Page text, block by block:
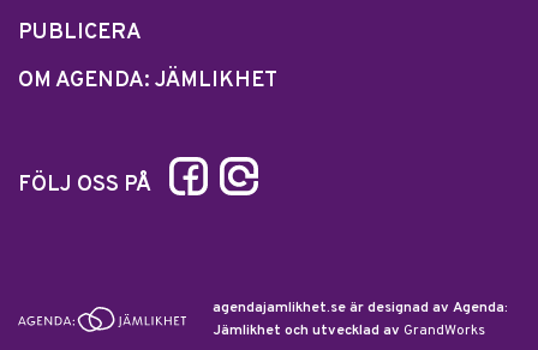
PUBLICERA
OM AGENDA: JÄMLIKHET
FÖLJ OSS PÅ
agendajamlikhet.se är designad av Agenda:
Jämlikhet och utvecklad av GrandWorks